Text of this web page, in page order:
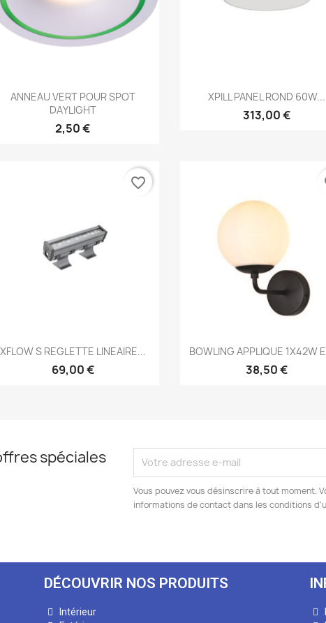
Aperçu rapide
ANNEAU VERT POUR SPOT
DAYLIGHT
2,50 €
Aperçu rapide
XPILL PANEL ROND 60W...
313,00 €
Aperçu rapide
XFLOW S REGLETTE LINEAIRE...
69,00 €
favorite_border
 Aperçu rapide
BOWLING APPLIQUE 1X42W
38,50 €
spéciales
Vous pouvez vous désinscrire à tout moment.
informations de contact dans les conditions
DÉCOUVRIR NOS PRODUITS
Intérieur